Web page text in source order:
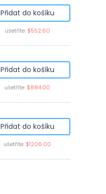
Přidat do košíku
ušetříte: $552.60
Přidat do košíku
ušetříte: $884.00
Přidat do košíku
ušetříte: $1206.00